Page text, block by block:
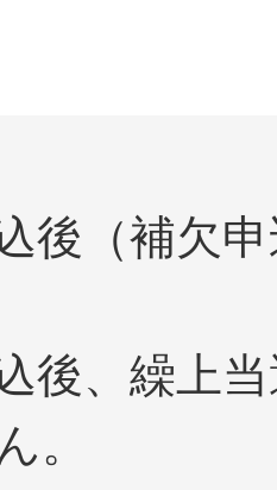
後（補欠
後、繰上
。